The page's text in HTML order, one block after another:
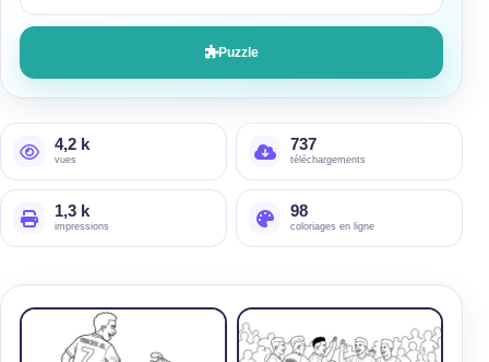
Puzzle
4,2 k
vues
737
téléchargements
1,3 k
impressions
98
coloriages en ligne